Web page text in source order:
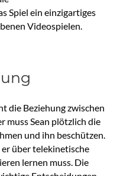
Spiel ein einzigartiges
Videospielen.
die Beziehung zwischen
muss Sean plötzlich die
und ihn beschützen.
über telekinetische
lernen muss. Die